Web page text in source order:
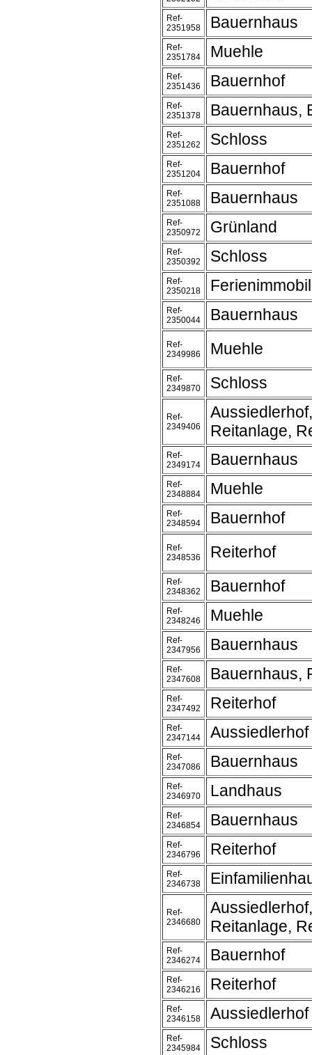
Ref-
2351958
Bauernhaus
Ref-
2351784
Muehle
Ref-
2351436
Bauernhof
Ref-
2351378
Bauernhaus,
Ref-
2351262
Schloss
Ref-
2351204
Bauernhof
Ref-
2351088
Bauernhaus
Ref-
2350972
Grünland
Ref-
2350392
Schloss
Ref-
2350218
Ref-
2350044
Bauernhaus
Ref-
2349986
Muehle
Ref-
2349870
Schloss
Ref-
2349406
Reitanlage,
Ref-
2349174
Bauernhaus
Ref-
2348884
Muehle
Ref-
2348594
Bauernhof
Ref-
2348536
Reiterhof
Ref-
2348362
Bauernhof
Ref-
2348246
Muehle
Ref-
2347956
Bauernhaus
Ref-
2347608
Bauernhaus,
Ref-
2347492
Reiterhof
Ref-
2347144
Aussiedlerhof
Ref-
2347086
Bauernhaus
Ref-
2346970
Landhaus
Ref-
2346854
Bauernhaus
Ref-
2346796
Reiterhof
Ref-
2346738
Ref-
2346680
Reitanlage,
Ref-
2346274
Bauernhof
Ref-
2346216
Reiterhof
Ref-
2346158
Aussiedlerhof
Ref-
2345984
Schloss